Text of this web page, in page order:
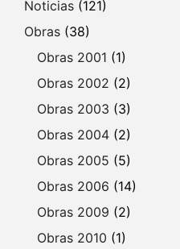
Noticias (121)
Obras (38)
Obras 2001 (1)
Obras 2002 (2)
Obras 2003 (3)
Obras 2004 (2)
Obras 2005 (5)
Obras 2006 (14)
Obras 2009 (2)
Obras 2010 (1)